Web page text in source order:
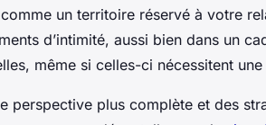
un territoire réservé à votre
d’intimité, aussi bien dans un
même si celles-ci nécessitent
perspective plus complète et des